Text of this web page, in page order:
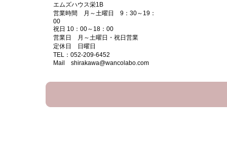
エムズハウス栄1B
営業時間 月～土曜日 9：30～19：
00
祝日 10：00～18：00
営業日 月～土曜日・祝日営業
定休日 日曜日
TEL：052-209-6452
Mail shirakawa@wancolabo.com